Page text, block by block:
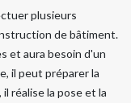
plusieurs
de bâtiment.
et aura besoin d'un
il peut préparer la
réalise la pose et la